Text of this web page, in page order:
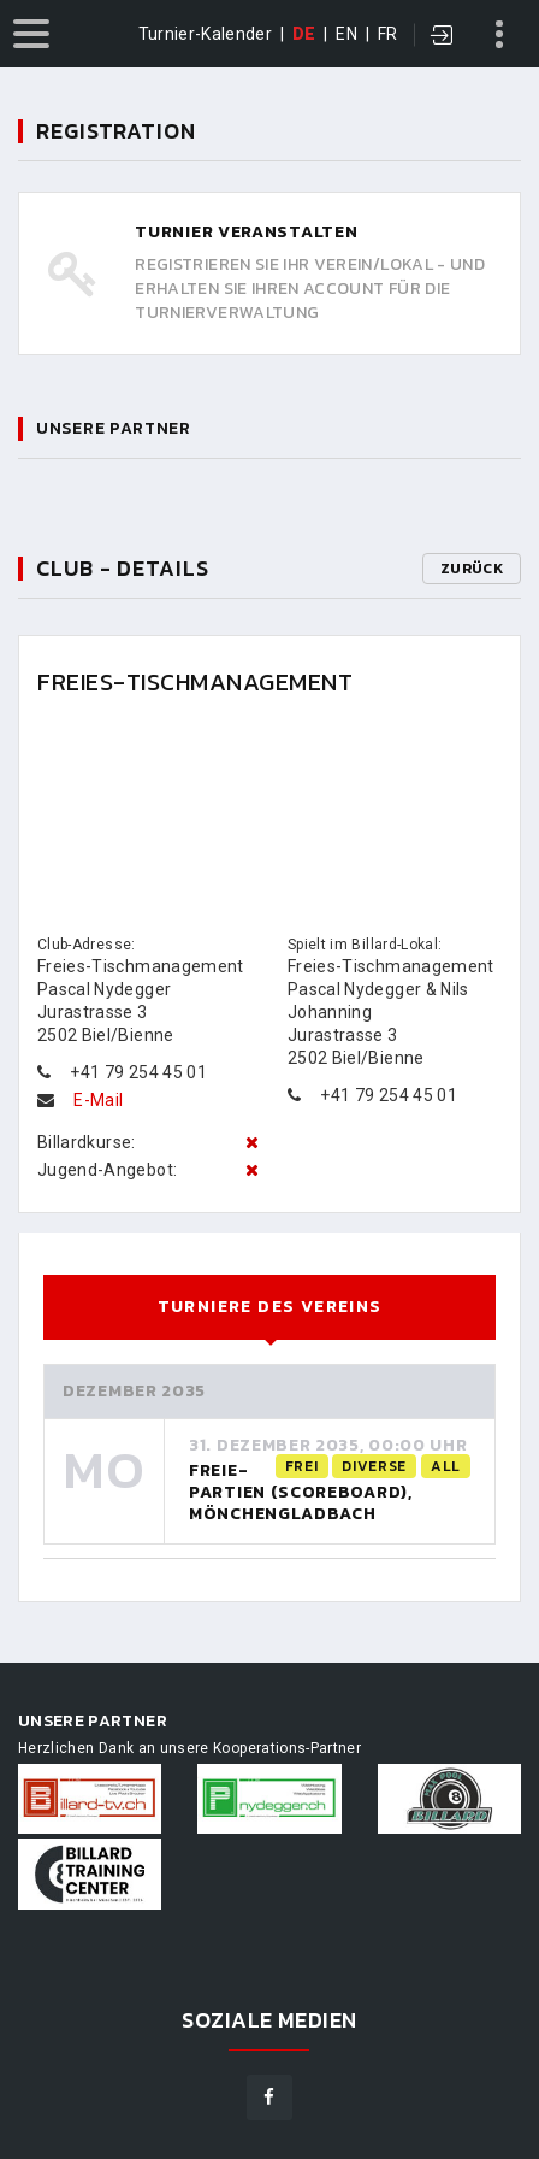
Turnier-Kalender DE EN FR
REGISTRATION
TURNIER VERANSTALTEN
REGISTRIEREN SIE IHR VEREIN/LOKAL - UND
ERHALTEN SIE IHREN ACCOUNT FÜR DIE
TURNIERVERWALTUNG
UNSERE PARTNER
CLUB - DETAILS ZURÜCK
FREIES-TISCHMANAGEMENT
Club-Adresse:
Freies-Tischmanagement
Pascal Nydegger
Jurastrasse 3
2502 Biel/Bienne
+41 79 254 45 01
E-Mail
Billardkurse:
Jugend-Angebot:
Spielt im Billard-Lokal:
Freies-Tischmanagement
Pascal Nydegger & Nils
Johanning
Jurastrasse 3
2502 Biel/Bienne
+41 79 254 45 01
TURNIERE DES VEREINS
DEZEMBER 2035
MO 31. DEZEMBER 2035, 00:00 UHR
FREI DIVERSE ALL
FREIE-
PARTIEN (SCOREBOARD),
MÖNCHENGLADBACH
UNSERE PARTNER
Herzlichen Dank an unsere Kooperations-Partner
SOZIALE MEDIEN